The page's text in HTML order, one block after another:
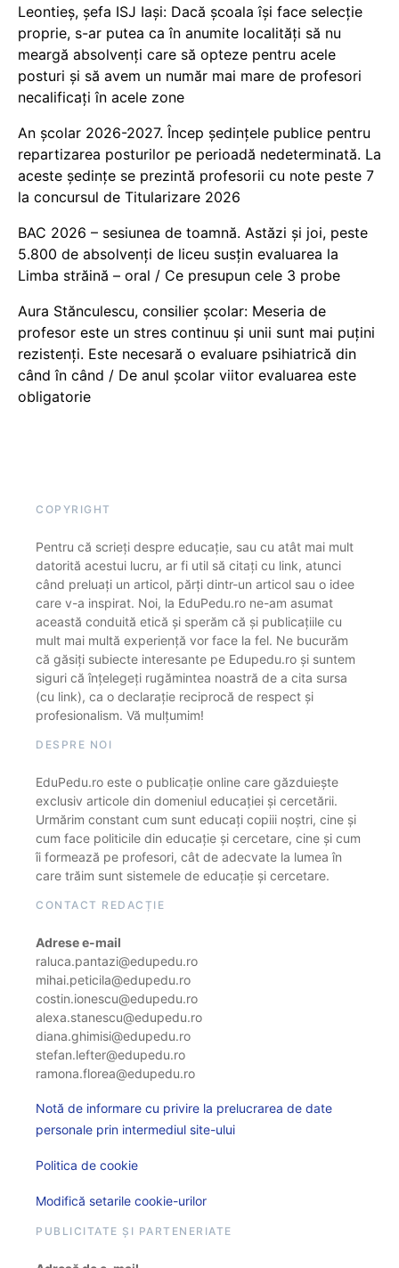
Leontieș, șefa ISJ Iași: Dacă școala își face selecție
proprie, s-ar putea ca în anumite localități să nu
meargă absolvenți care să opteze pentru acele
posturi și să avem un număr mai mare de profesori
necalificați în acele zone
An școlar 2026-2027. Încep ședințele publice pentru
repartizarea posturilor pe perioadă nedeterminată. La
aceste ședințe se prezintă profesorii cu note peste 7
la concursul de Titularizare 2026
BAC 2026 – sesiunea de toamnă. Astăzi și joi, peste
5.800 de absolvenți de liceu susțin evaluarea la
Limba străină – oral / Ce presupun cele 3 probe
Aura Stănculescu, consilier școlar: Meseria de
profesor este un stres continuu și unii sunt mai puțini
rezistenți. Este necesară o evaluare psihiatrică din
când în când / De anul școlar viitor evaluarea este
obligatorie
COPYRIGHT
Pentru că scrieți despre educație, sau cu atât mai mult
datorită acestui lucru, ar fi util să citați cu link, atunci
când preluați un articol, părți dintr-un articol sau o idee
care v-a inspirat. Noi, la EduPedu.ro ne-am asumat
această conduită etică și sperăm că și publicațiile cu
mult mai multă experiență vor face la fel. Ne bucurăm
că găsiți subiecte interesante pe Edupedu.ro și suntem
siguri că înțelegeți rugămintea noastră de a cita sursa
(cu link), ca o declarație reciprocă de respect și
profesionalism. Vă mulțumim!
DESPRE NOI
EduPedu.ro este o publicație online care găzduiește
exclusiv articole din domeniul educației și cercetării.
Urmărim constant cum sunt educați copiii noștri, cine și
cum face politicile din educație și cercetare, cine și cum
îi formează pe profesori, cât de adecvate la lumea în
care trăim sunt sistemele de educație și cercetare.
CONTACT REDACȚIE
Adrese e-mail
raluca.pantazi@edupedu.ro
mihai.peticila@edupedu.ro
costin.ionescu@edupedu.ro
alexa.stanescu@edupedu.ro
diana.ghimisi@edupedu.ro
stefan.lefter@edupedu.ro
ramona.florea@edupedu.ro
Notă de informare cu privire la prelucrarea de date
personale prin intermediul site-ului
Politica de cookie
Modifică setarile cookie-urilor
PUBLICITATE ȘI PARTENERIATE